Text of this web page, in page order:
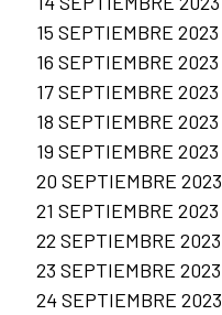
15 SEPTIEMBRE 2023
16 SEPTIEMBRE 2023
17 SEPTIEMBRE 2023
18 SEPTIEMBRE 2023
19 SEPTIEMBRE 2023
20 SEPTIEMBRE 2023
21 SEPTIEMBRE 2023
22 SEPTIEMBRE 2023
23 SEPTIEMBRE 2023
24 SEPTIEMBRE 2023